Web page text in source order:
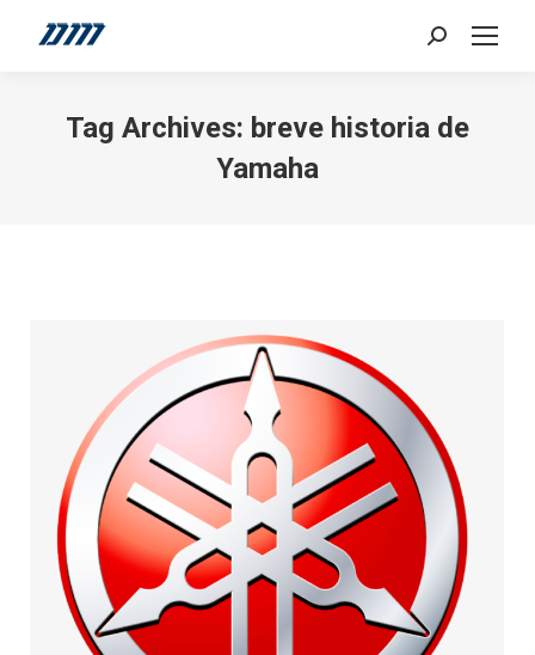
Search:
Tag Archives: breve historia de
Yamaha